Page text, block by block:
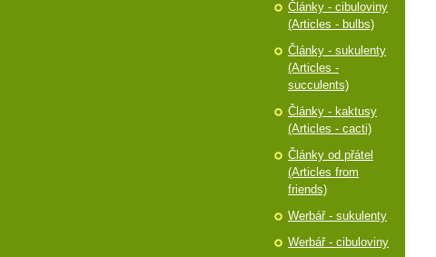
Články - cibuloviny
(Articles - bulbs)
Články - sukulenty
(Articles -
succulents)
Články - kaktusy
(Articles - cacti)
Články od přátel
(Articles from
friends)
Werbář - sukulenty
Werbář - cibuloviny